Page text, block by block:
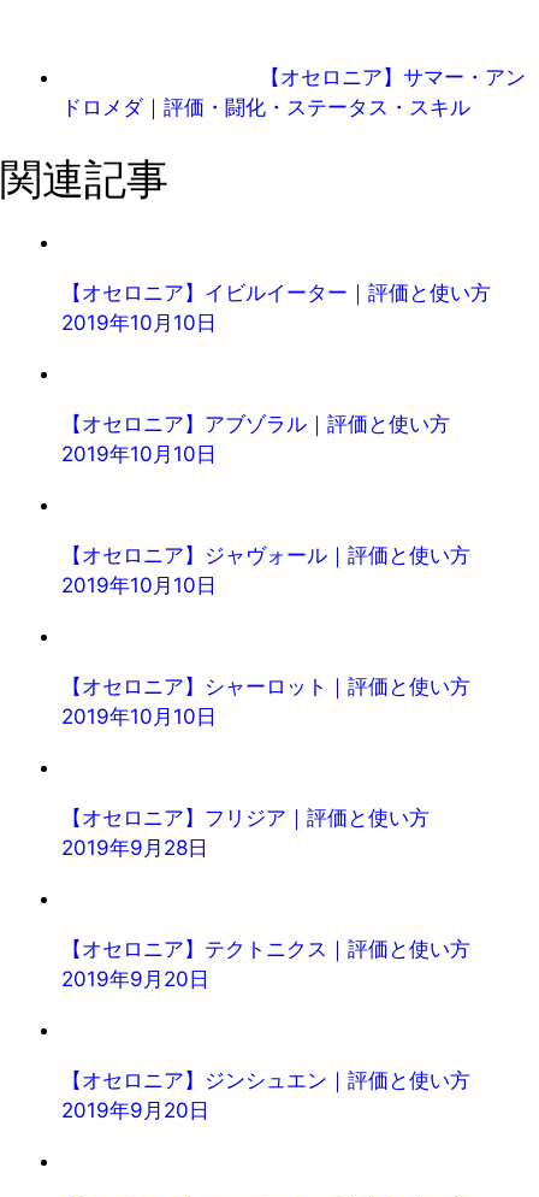
【オセロニア】サマー・アン
ドロメダ｜評価・闘化・ステータス・スキル
関連記事
【オセロニア】イビルイーター｜評価と使い方
2019年10月10日
【オセロニア】アブゾラル｜評価と使い方
2019年10月10日
【オセロニア】ジャヴォール｜評価と使い方
2019年10月10日
【オセロニア】シャーロット｜評価と使い方
2019年10月10日
【オセロニア】フリジア｜評価と使い方
2019年9月28日
【オセロニア】テクトニクス｜評価と使い方
2019年9月20日
【オセロニア】ジンシュエン｜評価と使い方
2019年9月20日